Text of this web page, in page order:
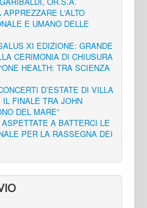
APPREZZARE L'ALTO
E UMANO DELLE
XI EDIZIONE: GRANDE
CERIMONIA DI CHIUSURA
HEALTH: TRA SCIENZA
D’ESTATE DI VILLA
FINALE TRA JOHN
DEL MARE”
A BATTERCI LE
PER LA RASSEGNA DEI